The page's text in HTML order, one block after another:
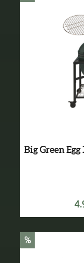
Big Green
%